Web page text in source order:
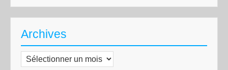
Archives
Archives